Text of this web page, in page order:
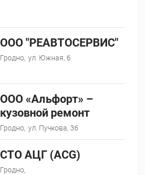
ООО "РЕАВТОСЕРВИС"
Гродно, ул. Южная, 6
ООО «Альфорт» –
кузовной ремонт
Гродно, ул. Пучкова, 36
СТО АЦГ (ACG)
Гродно,